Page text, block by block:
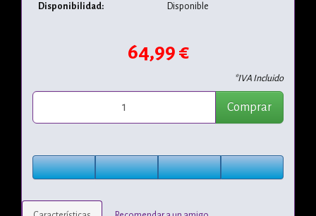
Disponibilidad: Disponible
64,99 €
*IVA Incluido
Comprar